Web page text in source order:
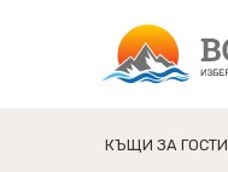
КЪЩИ ЗА ГОСТИ